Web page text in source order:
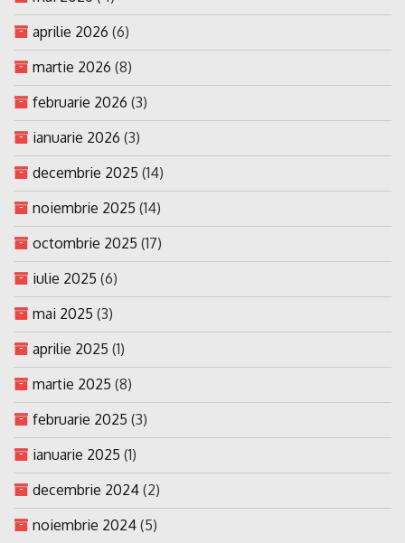
aprilie 2026 (6)
martie 2026 (8)
februarie 2026 (3)
ianuarie 2026 (3)
decembrie 2025 (14)
noiembrie 2025 (14)
octombrie 2025 (17)
iulie 2025 (6)
mai 2025 (3)
aprilie 2025 (1)
martie 2025 (8)
februarie 2025 (3)
ianuarie 2025 (1)
decembrie 2024 (2)
noiembrie 2024 (5)